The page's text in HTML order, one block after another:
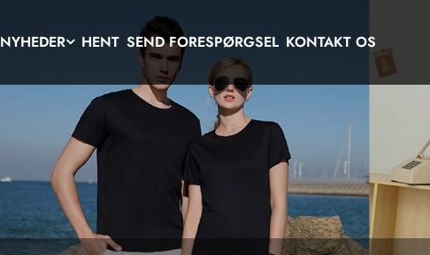
NYHEDER HENT SEND FORESPØRGSEL KONTAKT OS